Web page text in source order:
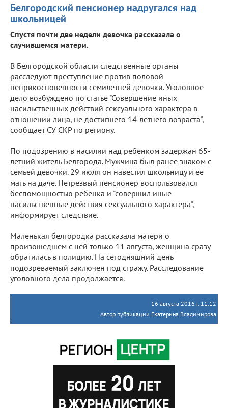
Белгородский пенсионер надругался над
школьницей
Спустя почти две недели девочка рассказала о
случившемся матери.
В Белгородской области следственные органы
расследуют преступление против половой
неприкосновенности семилетней девочки. Уголовное
дело возбуждено по статье "Совершение иных
насильственных действий сексуального характера в
отношении лица, не достигшего 14-летнего возраста",
сообщает СУ СКР по региону.
По подозрению в насилии над ребенком задержан 65-
летний житель Белгорода. Мужчина был ранее знаком с
семьей девочки. 29 июля он навестил школьницу и ее
мать на даче. Нетрезвый пенсионер воспользовался
беспомощностью ребенка и "совершил иные
насильственные действия сексуального характера",
информирует следствие.
Маленькая белгородка рассказала матери о
произошедшем с ней только 11 августа, женщина сразу
обратилась в полицию. На сегодняшний день
подозреваемый заключен под стражу. Расследование
уголовного дела продолжается.
16 августа 2016 г. 11:12
Автор публикации Екатерина Владимирова